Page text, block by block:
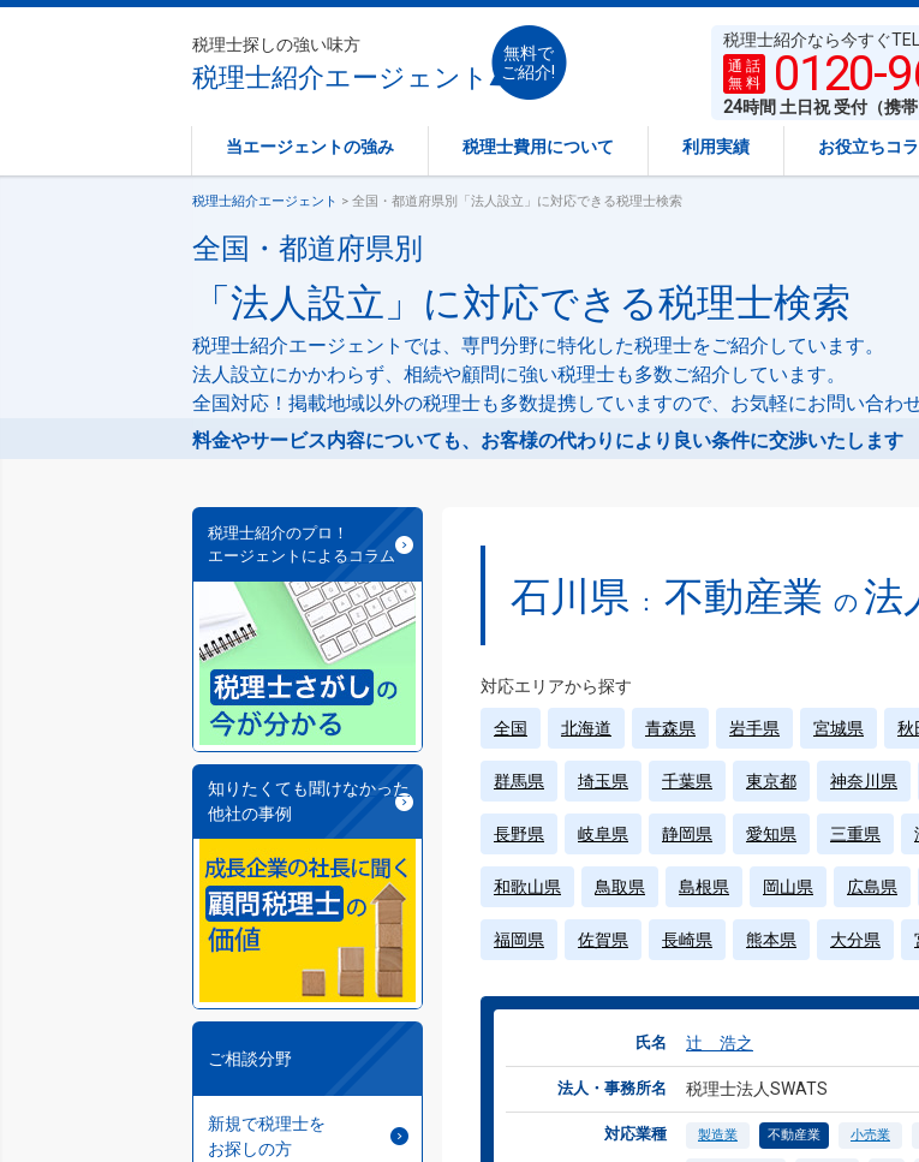
税理士探しの強い味方
税理士紹介エージェント
無料で
ご紹介!
税理士紹介なら今すぐ
通 話
無 料
0120-
24時間 土日祝 受付（携帯
当エージェントの強み 税理士費用について 利用実績 お役立ちコ
税理士紹介エージェント > 全国・都道府県別「法人設立」に対応できる税理士検索
全国・都道府県別
「法人設立」に対応できる税理士検索
税理士紹介エージェントでは、専門分野に特化した税理士をご紹介しています。
法人設立にかかわらず、相続や顧問に強い税理士も多数ご紹介しています。
全国対応！掲載地域以外の税理士も多数提携していますので、お気軽にお問い合わ
料金やサービス内容についても、お客様の代わりにより良い条件に交渉いたします
税理士紹介のプロ！
エージェントによるコラム
知りたくても聞けなかった
他社の事例
ご相談分野
新規で税理士を
お探しの方
石川県 ： 不動産業 の 法
対応エリアから探す
全国 北海道 青森県 岩手県 宮城県 秋
群馬県 埼玉県 千葉県 東京都 神奈川県
長野県 岐阜県 静岡県 愛知県 三重県
和歌山県 鳥取県 島根県 岡山県 広島県
福岡県 佐賀県 長崎県 熊本県 大分県
氏名 辻 浩之
法人・事務所名 税理士法人SWATS
対応業種 製造業 不動産業 小売業